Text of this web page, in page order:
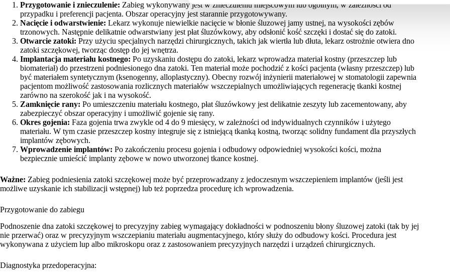
Przygotowanie i znieczulenie: Zabieg wykonywany jest w znieczuleniu miejscowym lub ogólnym, w zależności od
przypadku i preferencji pacjenta. Obszar operacyjny jest starannie przygotowywany.
Nacięcie i odwarstwienie: Lekarz wykonuje niewielkie nacięcie w błonie śluzowej jamy ustnej, na wysokości zębów
trzonowych. Następnie delikatnie odwarstwiany jest płat śluzówkowy, aby odsłonić kość szczęki i dostać się do zatoki.
Otwarcie zatoki: Przy użyciu specjalnych narzędzi chirurgicznych, takich jak wiertła lub dłuta, lekarz ostrożnie otwiera dno
zatoki szczękowej, tworząc dostęp do jej wnętrza.
Implantacja materiału kostnego: Po uzyskaniu dostępu do zatoki, lekarz wprowadza materiał kostny (przeszczep lub
biomateriał) do przestrzeni podniesionego dna zatoki. Ten materiał może pochodzić z kości pacjenta (własny przeszczep) lub
być materiałem syntetycznym (ksenogenny, alloplastyczny). Obecny rozwój inżynierii materiałowej w stomatologii zapewnia
pacjentom możliwość zastosowania rozlicznych materiałów wszczepialnych umożliwiających regenerację tkanki kostnej
zarówno na szerokość jak i na wysokość.
Zamknięcie rany: Po umieszczeniu materiału kostnego, płat śluzówkowy jest delikatnie zeszyty lub zacementowany, aby
zabezpieczyć obszar operacyjny i umożliwić gojenie się rany.
Okres gojenia: Faza gojenia trwa zwykle od 4 do 9 miesięcy, w zależności od indywidualnych czynników i użytego
materiału. W tym czasie przeszczep kostny integruje się z istniejącą tkanką kostną, tworząc solidny fundament dla przyszłych
implantów zębowych.
Wprowadzenie implantów: Po zakończeniu procesu gojenia i odbudowy odpowiedniej wysokości kości, można
bezpiecznie umieścić implanty zębowe w nowo utworzonej tkance kostnej.
Ważne: Zabieg podniesienia zatoki szczękowej może być przeprowadzany z jedoczesnym wszczepieniem implantów (jeśli jest
możliwe uzyskanie ich stabilizacji wstępnej) lub też poprzedza procedurę ich wprowadzenia.
Przygotowanie do zabiegu
Podnoszenie dna zatoki szczękowej to precyzyjny zabieg wymagający dokładności w podnoszeniu błony śluzowej zatoki (tak by jej
nie przerwać) oraz w precyzyjnym wszczepianiu materiału augmentacyjnego, który służy do odbudowy kości. Procedura jest
wykonywana z użyciem lup albo mikroskopu oraz z zastosowaniem precyzyjnych narzędzi i urządzeń chirurgicznych.
Diagnostyka przedoperacyjna: